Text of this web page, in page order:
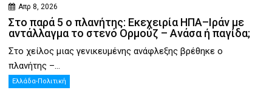
Απρ 8, 2026
Στο παρά 5 ο πλανήτης: Εκεχειρία ΗΠΑ–Ιράν με
αντάλλαγμα το στενό Ορμούζ – Ανάσα ή παγίδα;
Στο χείλος μιας γενικευμένης ανάφλεξης βρέθηκε ο
πλανήτης –...
Ελλάδα-Πολιτική